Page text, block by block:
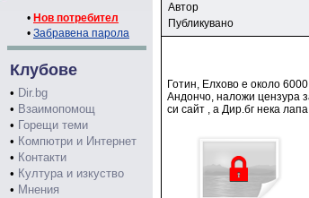
• Нов потребител
• Забравена парола
Клубове
• Dir.bg
• Взаимопомощ
• Горещи теми
• Компютри и Интернет
• Контакти
• Култура и изкуство
• Мнения
Автор
Публикувано
Готин, Елхово е около
Андончо, наложи цензура
си сайт , а Дир.бг нека